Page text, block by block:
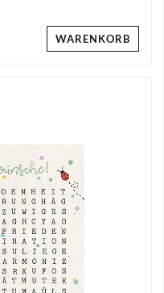
WARENKORB